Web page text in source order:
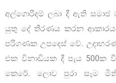
අල්ගොරිදම් ලබා දී ඇති
යුතු දේ තීරණය කරන
පරිගණක උපදෙස් වේ.
එක විනාඩියක දී පැය
කෙරේ. ලොව පුරා සෑම